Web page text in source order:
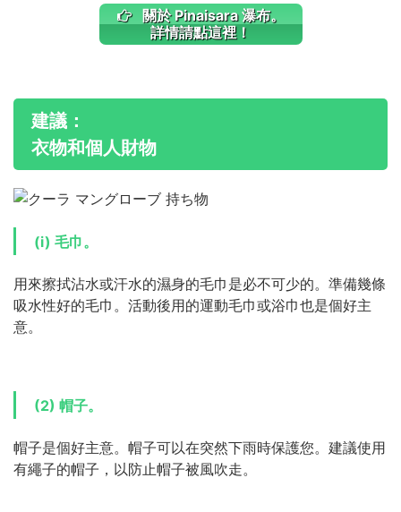
關於 Pinaisara 瀑布。
詳情請點這裡！
建議：
衣物和個人財物
(i) 毛巾。
用來擦拭沾水或汗水的濕身的毛巾是必不可少的。準備幾條
吸水性好的毛巾。活動後用的運動毛巾或浴巾也是個好主
意。
(2) 帽子。
帽子是個好主意。帽子可以在突然下雨時保護您。建議使用
有繩子的帽子，以防止帽子被風吹走。